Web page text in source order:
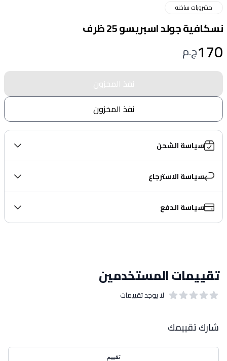
مشروبات ساخنه
نسكافية جولد اسبريسو 25 ظرف
170ج.م
نفذ المخزون
نفذ المخزون
سياسة الشحن
سياسة الاسترجاع
سياسة الدفع
تقييمات المستخدمين
لا يوجد تقييمات
شارك تقييمك
تقييم